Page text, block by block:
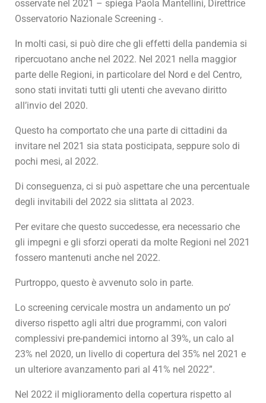
osservate nel 2021 – spiega Paola Mantellini, Direttrice
Osservatorio Nazionale Screening -.
In molti casi, si può dire che gli effetti della pandemia si
ripercuotano anche nel 2022. Nel 2021 nella maggior
parte delle Regioni, in particolare del Nord e del Centro,
sono stati invitati tutti gli utenti che avevano diritto
all’invio del 2020.
Questo ha comportato che una parte di cittadini da
invitare nel 2021 sia stata posticipata, seppure solo di
pochi mesi, al 2022.
Di conseguenza, ci si può aspettare che una percentuale
degli invitabili del 2022 sia slittata al 2023.
Per evitare che questo succedesse, era necessario che
gli impegni e gli sforzi operati da molte Regioni nel 2021
fossero mantenuti anche nel 2022.
Purtroppo, questo è avvenuto solo in parte.
Lo screening cervicale mostra un andamento un po’
diverso rispetto agli altri due programmi, con valori
complessivi pre-pandemici intorno al 39%, un calo al
23% nel 2020, un livello di copertura del 35% nel 2021 e
un ulteriore avanzamento pari al 41% nel 2022”.
Nel 2022 il miglioramento della copertura rispetto al